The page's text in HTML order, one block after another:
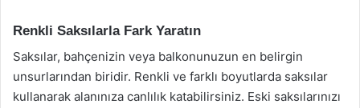
Renkli Saksılarla Fark Yaratın
Saksılar, bahçenizin veya balkonunuzun en belirgin
unsurlarından biridir. Renkli ve farklı boyutlarda saksılar
kullanarak alanınıza canlılık katabilirsiniz. Eski saksılarınızı